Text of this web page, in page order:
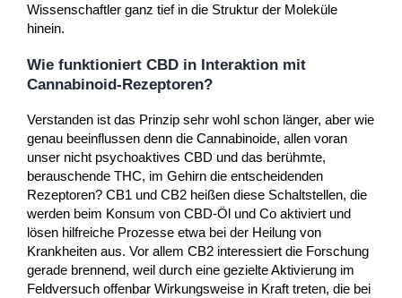
Wissenschaftler ganz tief in die Struktur der Moleküle
hinein.
Wie funktioniert CBD in Interaktion mit
Cannabinoid-Rezeptoren?
Verstanden ist das Prinzip sehr wohl schon länger, aber wie
genau beeinflussen denn die Cannabinoide, allen voran
unser nicht psychoaktives CBD und das berühmte,
berauschende THC, im Gehirn die entscheidenden
Rezeptoren? CB1 und CB2 heißen diese Schaltstellen, die
werden beim Konsum von CBD-Öl und Co aktiviert und
lösen hilfreiche Prozesse etwa bei der Heilung von
Krankheiten aus. Vor allem CB2 interessiert die Forschung
gerade brennend, weil durch eine gezielte Aktivierung im
Feldversuch offenbar Wirkungsweise in Kraft treten, die bei